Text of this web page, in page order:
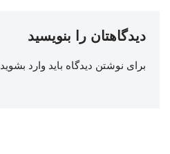
دیدگاهتان را بنویسید
برای نوشتن دیدگاه باید وارد بشوید